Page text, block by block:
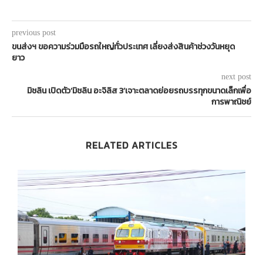
previous post
ขนส่งฯ ขอความร่วมมือรถใหญ่ทั่วประเทศ เลี่ยงส่งสินค้าช่วงวันหยุด
ยาว
next post
มิชลิน เปิดตัว’มิชลิน อะจิลิส 3’เจาะตลาดย่อยรถบรรทุกขนาดเล็กเพื่อ
การพาณิชย์
RELATED ARTICLES